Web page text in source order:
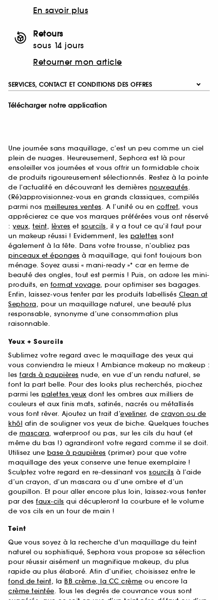
En savoir plus
Retours
sous 14 jours
Retourner mon article
SERVICES, CONTACT ET CONDITIONS DES OFFRES
Télécharger notre application
Une journée sans maquillage, c’est un peu comme un ciel
plein de nuages. Heureusement, Sephora est là pour
ensoleiller vos journées et vous offrir un formidable choix
de produits rigoureusement sélectionnés. Restez à la pointe
de l’actualité en découvrant les dernières nouveautés.
(Ré)approvisionnez-vous en grands classiques, compilés
parmi nos meilleures ventes. A l’unité ou en coffret, vous
apprécierez ce que vos marques préférées vous ont réservé
: yeux, teint, lèvres et sourcils, il y a tout ce qu’il faut pour
un makeup réussi ! Evidemment, les palettes sont
également à la fête. Dans votre trousse, n’oubliez pas
pinceaux et éponges à maquillage, qui font toujours bon
ménage. Soyez aussi « mani-ready »* car en terme de
beauté des ongles, tout est permis ! Puis, on adore les mini-
produits, en format voyage, pour optimiser ses bagages.
Enfin, laissez-vous tenter par les produits labellisés Clean at
Sephora, pour un maquillage naturel, une beauté plus
responsable, synonyme d’une consommation plus
raisonnable.
Yeux + Sourcils
Sublimez votre regard avec le maquillage des yeux qui
vous conviendra le mieux ! Ambiance makeup no makeup :
les fards à paupières nude, en vue d’un rendu naturel, se
font la part belle. Pour des looks plus recherchés, piochez
parmi les palettes yeux dont les ombres aux milliers de
couleurs et aux finis mats, satinés, nacrés ou métallisés
vous font rêver. Ajoutez un trait d’eyeliner, de crayon ou de
khôl afin de souligner vos yeux de biche. Quelques touches
de mascara, waterproof ou pas, sur les cils du haut (et
même du bas !) agrandiront votre regard comme il se doit.
Utilisez une base à paupières (primer) pour que votre
maquillage des yeux conserve une tenue exemplaire !
Sculptez votre regard en re-dessinant vos sourcils à l’aide
d’un crayon, d’un mascara ou d’une ombre et d’un
goupillon. Et pour aller encore plus loin, laissez-vous tenter
par des faux-cils qui décupleront la courbure et le volume
de vos cils en un tour de main !
Teint
Que vous soyez à la recherche d'un maquillage du teint
naturel ou sophistiqué, Sephora vous propose sa sélection
pour réussir aisément un magnifique makeup, du plus
rapide au plus élaboré. Afin d’unifier, choisissez entre le
fond de teint, la BB crème, la CC crème ou encore la
crème teintée. Tous les degrés de couvrance vous sont